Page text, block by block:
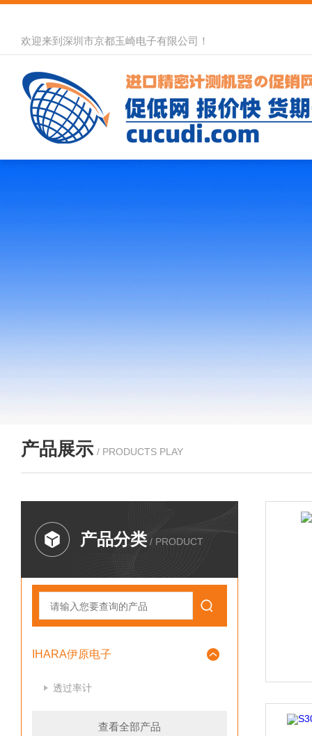
欢迎来到深圳市京都玉崎电子有限公司！
产品展示 / PRODUCTS PLAY
产品分类 / PRODUCT
IHARA伊原电子
透过率计
查看全部产品